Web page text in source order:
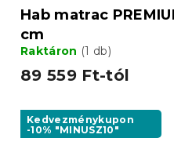
Hab matrac
cm
Raktáron (1 db)
89 559 Ft-tól
Kedvezménykupon
-10% "MINUSZ10"